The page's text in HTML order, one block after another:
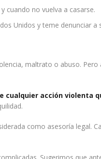
cuando no vuelva a casarse.
Unidos y teme denunciar
maltrato o abuso.
cualquier acción violenta
como asesoría legal.